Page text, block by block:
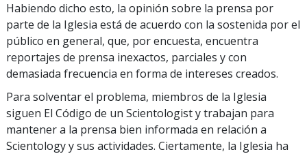
Habiendo dicho esto, la opinión sobre la prensa por
parte de la Iglesia está de acuerdo con la sostenida por el
público en general, que, por encuesta, encuentra
reportajes de prensa inexactos, parciales y con
demasiada frecuencia en forma de intereses creados.
Para solventar el problema, miembros de la Iglesia
siguen El Código de un Scientologist y trabajan para
mantener a la prensa bien informada en relación a
Scientology y sus actividades. Ciertamente, la Iglesia ha